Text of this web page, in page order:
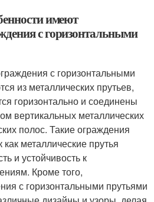
имеют
с горизонтальными
с горизонтальными
из металлических прутьев,
горизонтально и соединены
вертикальных металлических
полос. Такие ограждения
металлические прутья
и устойчивость к
Кроме того,
с горизонтальными прутьями